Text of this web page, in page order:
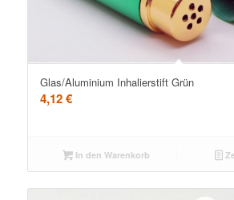
Glas/Aluminium Inhalierstift Grün
4,12€
In den Warenkorb